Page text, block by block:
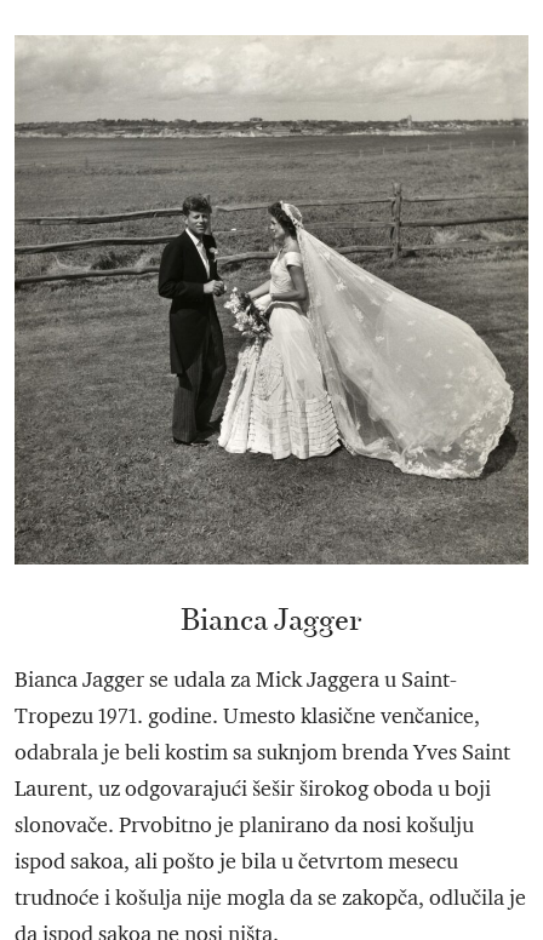
Bianca Jagger
Bianca Jagger se udala za Mick Jaggera u Saint-
Tropezu 1971. godine. Umesto klasične venčanice,
odabrala je beli kostim sa suknjom brenda Yves Saint
Laurent, uz odgovarajući šešir širokog oboda u boji
slonovače. Prvobitno je planirano da nosi košulju
ispod sakoa, ali pošto je bila u četvrtom mesecu
trudnoće i košulja nije mogla da se zakopča, odlučila je